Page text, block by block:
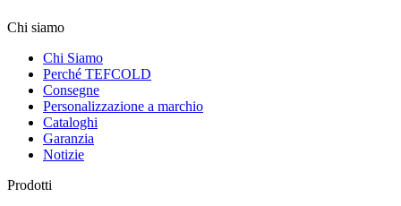
Chi siamo
Chi Siamo
Perché TEFCOLD
Consegne
Personalizzazione a marchio
Cataloghi
Garanzia
Notizie
Prodotti